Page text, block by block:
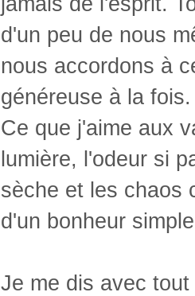
d'un peu de nous
nous accordons à
généreuse à la fois.
Ce que j'aime aux
lumière, l'odeur si
sèche et les chaos
d'un bonheur
Je me dis avec